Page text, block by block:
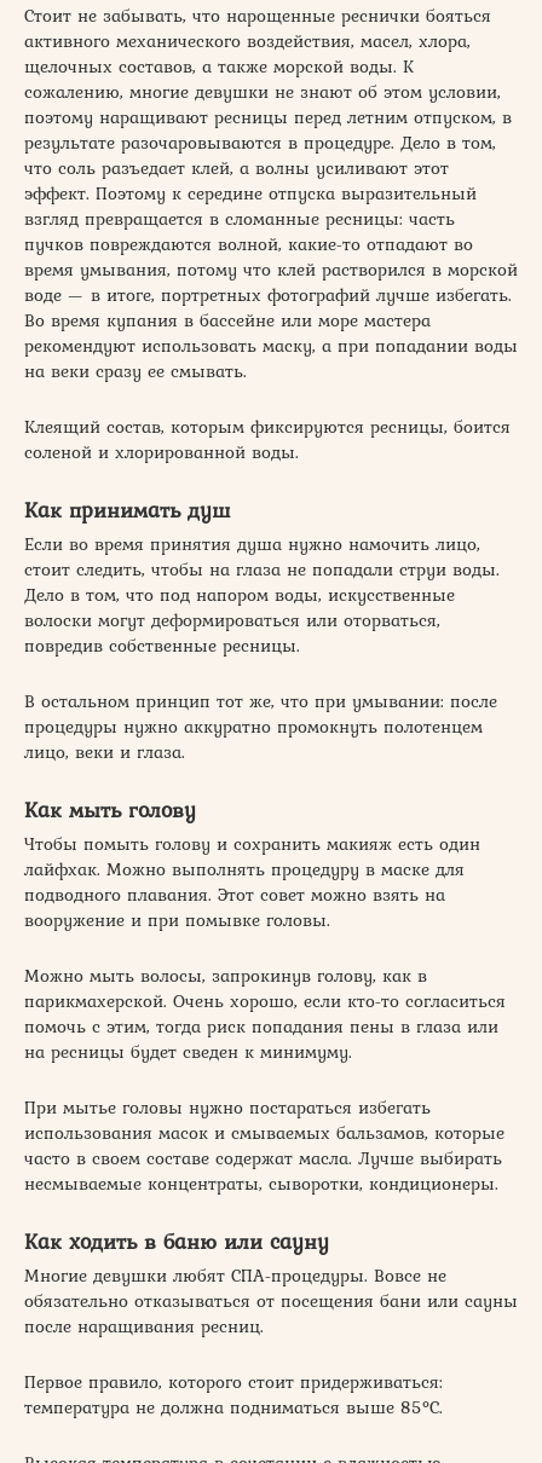
Стоит не забывать, что нарощенные реснички бояться
активного механического воздействия, масел, хлора,
щелочных составов, а также морской воды. К
сожалению, многие девушки не знают об этом условии,
поэтому наращивают ресницы перед летним отпуском, в
результате разочаровываются в процедуре. Дело в том,
что соль разъедает клей, а волны усиливают этот
эффект. Поэтому к середине отпуска выразительный
взгляд превращается в сломанные ресницы: часть
пучков повреждаются волной, какие-то отпадают во
время умывания, потому что клей растворился в морской
воде — в итоге, портретных фотографий лучше избегать.
Во время купания в бассейне или море мастера
рекомендуют использовать маску, а при попадании воды
на веки сразу ее смывать.
Клеящий состав, которым фиксируются ресницы, боится
соленой и хлорированной воды.
Как принимать душ
Если во время принятия душа нужно намочить лицо,
стоит следить, чтобы на глаза не попадали струи воды.
Дело в том, что под напором воды, искусственные
волоски могут деформироваться или оторваться,
повредив собственные ресницы.
В остальном принцип тот же, что при умывании: после
процедуры нужно аккуратно промокнуть полотенцем
лицо, веки и глаза.
Как мыть голову
Чтобы помыть голову и сохранить макияж есть один
лайфхак. Можно выполнять процедуру в маске для
подводного плавания. Этот совет можно взять на
вооружение и при помывке головы.
Можно мыть волосы, запрокинув голову, как в
парикмахерской. Очень хорошо, если кто-то согласиться
помочь с этим, тогда риск попадания пены в глаза или
на ресницы будет сведен к минимуму.
При мытье головы нужно постараться избегать
использования масок и смываемых бальзамов, которые
часто в своем составе содержат масла. Лучше выбирать
несмываемые концентраты, сыворотки, кондиционеры.
Как ходить в баню или сауну
Многие девушки любят СПА-процедуры. Вовсе не
обязательно отказываться от посещения бани или сауны
после наращивания ресниц.
Первое правило, которого стоит придерживаться:
температура не должна подниматься выше 85°C.